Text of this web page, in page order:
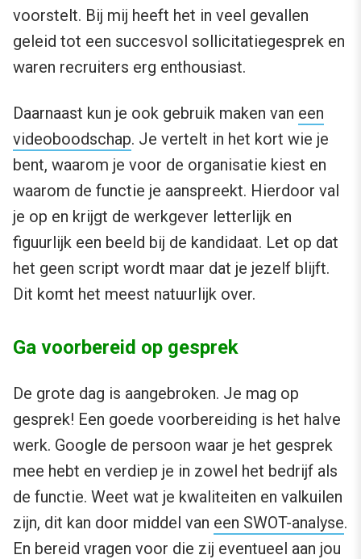
voorstelt. Bij mij heeft het in veel gevallen
geleid tot een succesvol sollicitatiegesprek en
waren recruiters erg enthousiast.
Daarnaast kun je ook gebruik maken van een
videoboodschap. Je vertelt in het kort wie je
bent, waarom je voor de organisatie kiest en
waarom de functie je aanspreekt. Hierdoor val
je op en krijgt de werkgever letterlijk en
figuurlijk een beeld bij de kandidaat. Let op dat
het geen script wordt maar dat je jezelf blijft.
Dit komt het meest natuurlijk over.
Ga voorbereid op gesprek
De grote dag is aangebroken. Je mag op
gesprek! Een goede voorbereiding is het halve
werk. Google de persoon waar je het gesprek
mee hebt en verdiep je in zowel het bedrijf als
de functie. Weet wat je kwaliteiten en valkuilen
zijn, dit kan door middel van een SWOT-analyse.
En bereid vragen voor die zij eventueel aan jou